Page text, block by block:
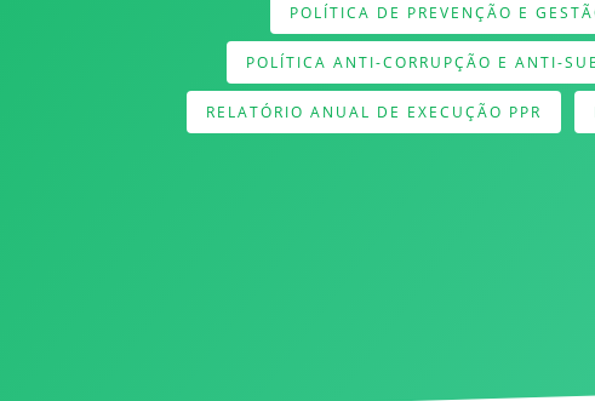
POLÍTICA DE PREVENÇÃO E
POLÍTICA ANTI-CORRUPÇÃO E ANTI-
RELATÓRIO ANUAL DE EXECUÇÃO PPR